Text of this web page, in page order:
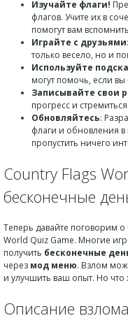
Изучайте флаги!
флагов. Учите их в
помогут вам
Играйте с друзьями
только весело, но и
Используйте
могут помочь, если вы
Записывайте свои
прогресс и
Обновляйтесь:
флаги и обновления в
пропустить ничего
Country Flags
бесконечные
Теперь давайте поговорим
World Quiz Game. Многие
получить бесконечные
через мод меню. Взлом
и улучшить ваш опыт. Но что
Описание взлома